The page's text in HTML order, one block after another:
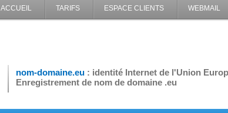
ACCUEIL TARIFS ESPACE CLIENTS WEBMAIL
nom-domaine.eu : identité Internet de l'Union
Enregistrement de nom de domaine .eu